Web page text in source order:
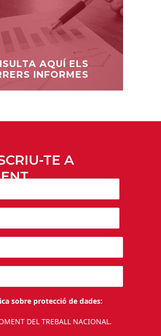
AQUÍ ELS
INFORMES
TE A
sobre protecció de dades:
DEL TREBALL NACIONAL.